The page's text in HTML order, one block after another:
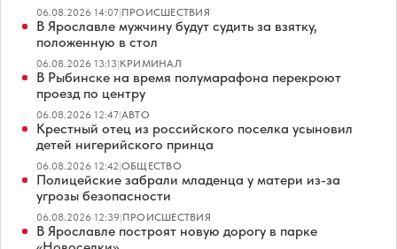
06.08.2026 14:07|ПРОИСШЕСТВИЯ
В Ярославле мужчину будут судить за взятку,
положенную в стол
06.08.2026 13:13|КРИМИНАЛ
В Рыбинске на время полумарафона перекроют
проезд по центру
06.08.2026 12:47|АВТО
Крестный отец из российского поселка усыновил
детей нигерийского принца
06.08.2026 12:42|ОБЩЕСТВО
Полицейские забрали младенца у матери из-за
угрозы безопасности
06.08.2026 12:39|ПРОИСШЕСТВИЯ
В Ярославле построят новую дорогу в парке